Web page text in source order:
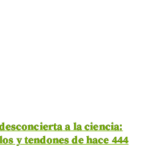
a la ciencia:
y tendones de hace 444